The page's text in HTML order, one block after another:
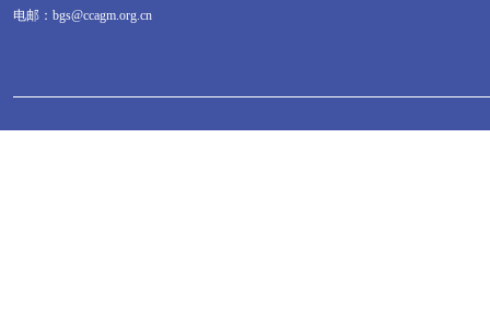
电邮：bgs@ccagm.org.cn